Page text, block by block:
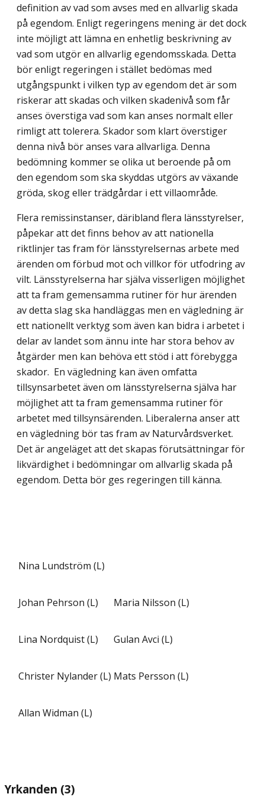
definition av vad som avses med en allvarlig skada
på egendom. Enligt regeringens mening är det dock
inte möjligt att lämna en enhetlig beskrivning av
vad som utgör en allvarlig egendomsskada. Detta
bör enligt regeringen i stället bedömas med
utgångspunkt i vilken typ av egendom det är som
riskerar att skadas och vilken skadenivå som får
anses överstiga vad som kan anses normalt eller
rimligt att tolerera. Skador som klart överstiger
denna nivå bör anses vara allvarliga. Denna
bedömning kommer se olika ut beroende på om
den egendom som ska skyddas utgörs av växande
gröda, skog eller trädgårdar i ett villaområde.
Flera remissinstanser, däribland flera länsstyrelser,
påpekar att det finns behov av att nationella
riktlinjer tas fram för länsstyrelsernas arbete med
ärenden om förbud mot och villkor för utfodring av
vilt. Länsstyrelserna har själva visserligen möjlighet
att ta fram gemensamma rutiner för hur ärenden
av detta slag ska handläggas men en vägledning är
ett nationellt verktyg som även kan bidra i arbetet i
delar av landet som ännu inte har stora behov av
åtgärder men kan behöva ett stöd i att förebygga
skador. En vägledning kan även omfatta
tillsynsarbetet även om länsstyrelserna själva har
möjlighet att ta fram gemensamma rutiner för
arbetet med tillsynsärenden. Liberalerna anser att
en vägled­ning bör tas fram av Naturvårdsverket.
Det är angeläget att det skapas förutsättningar för
likvärdighet i bedömningar om allvarlig skada på
egendom. Detta bör ges regeringen till känna.
Nina Lundström (L)
Johan Pehrson (L) Maria Nilsson (L)
Lina Nordquist (L) Gulan Avci (L)
Christer Nylander (L) Mats Persson (L)
Allan Widman (L)
Yrkanden (3)